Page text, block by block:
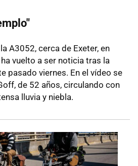
A3052, cerca de Exeter, en
vuelto a ser noticia tras la
pasado viernes. En el vídeo se
de 52 años, circulando con
lluvia y niebla.